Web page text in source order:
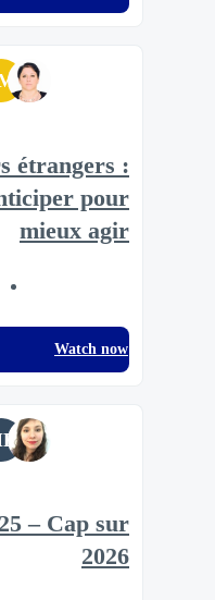
étrangers :
pour
mieux agir
Watch now
– Cap sur
2026